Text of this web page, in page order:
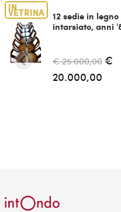
IN
VETRINA
12 sedie in legno
intarsiato, anni
€ 25.000,00 €
20.000,00